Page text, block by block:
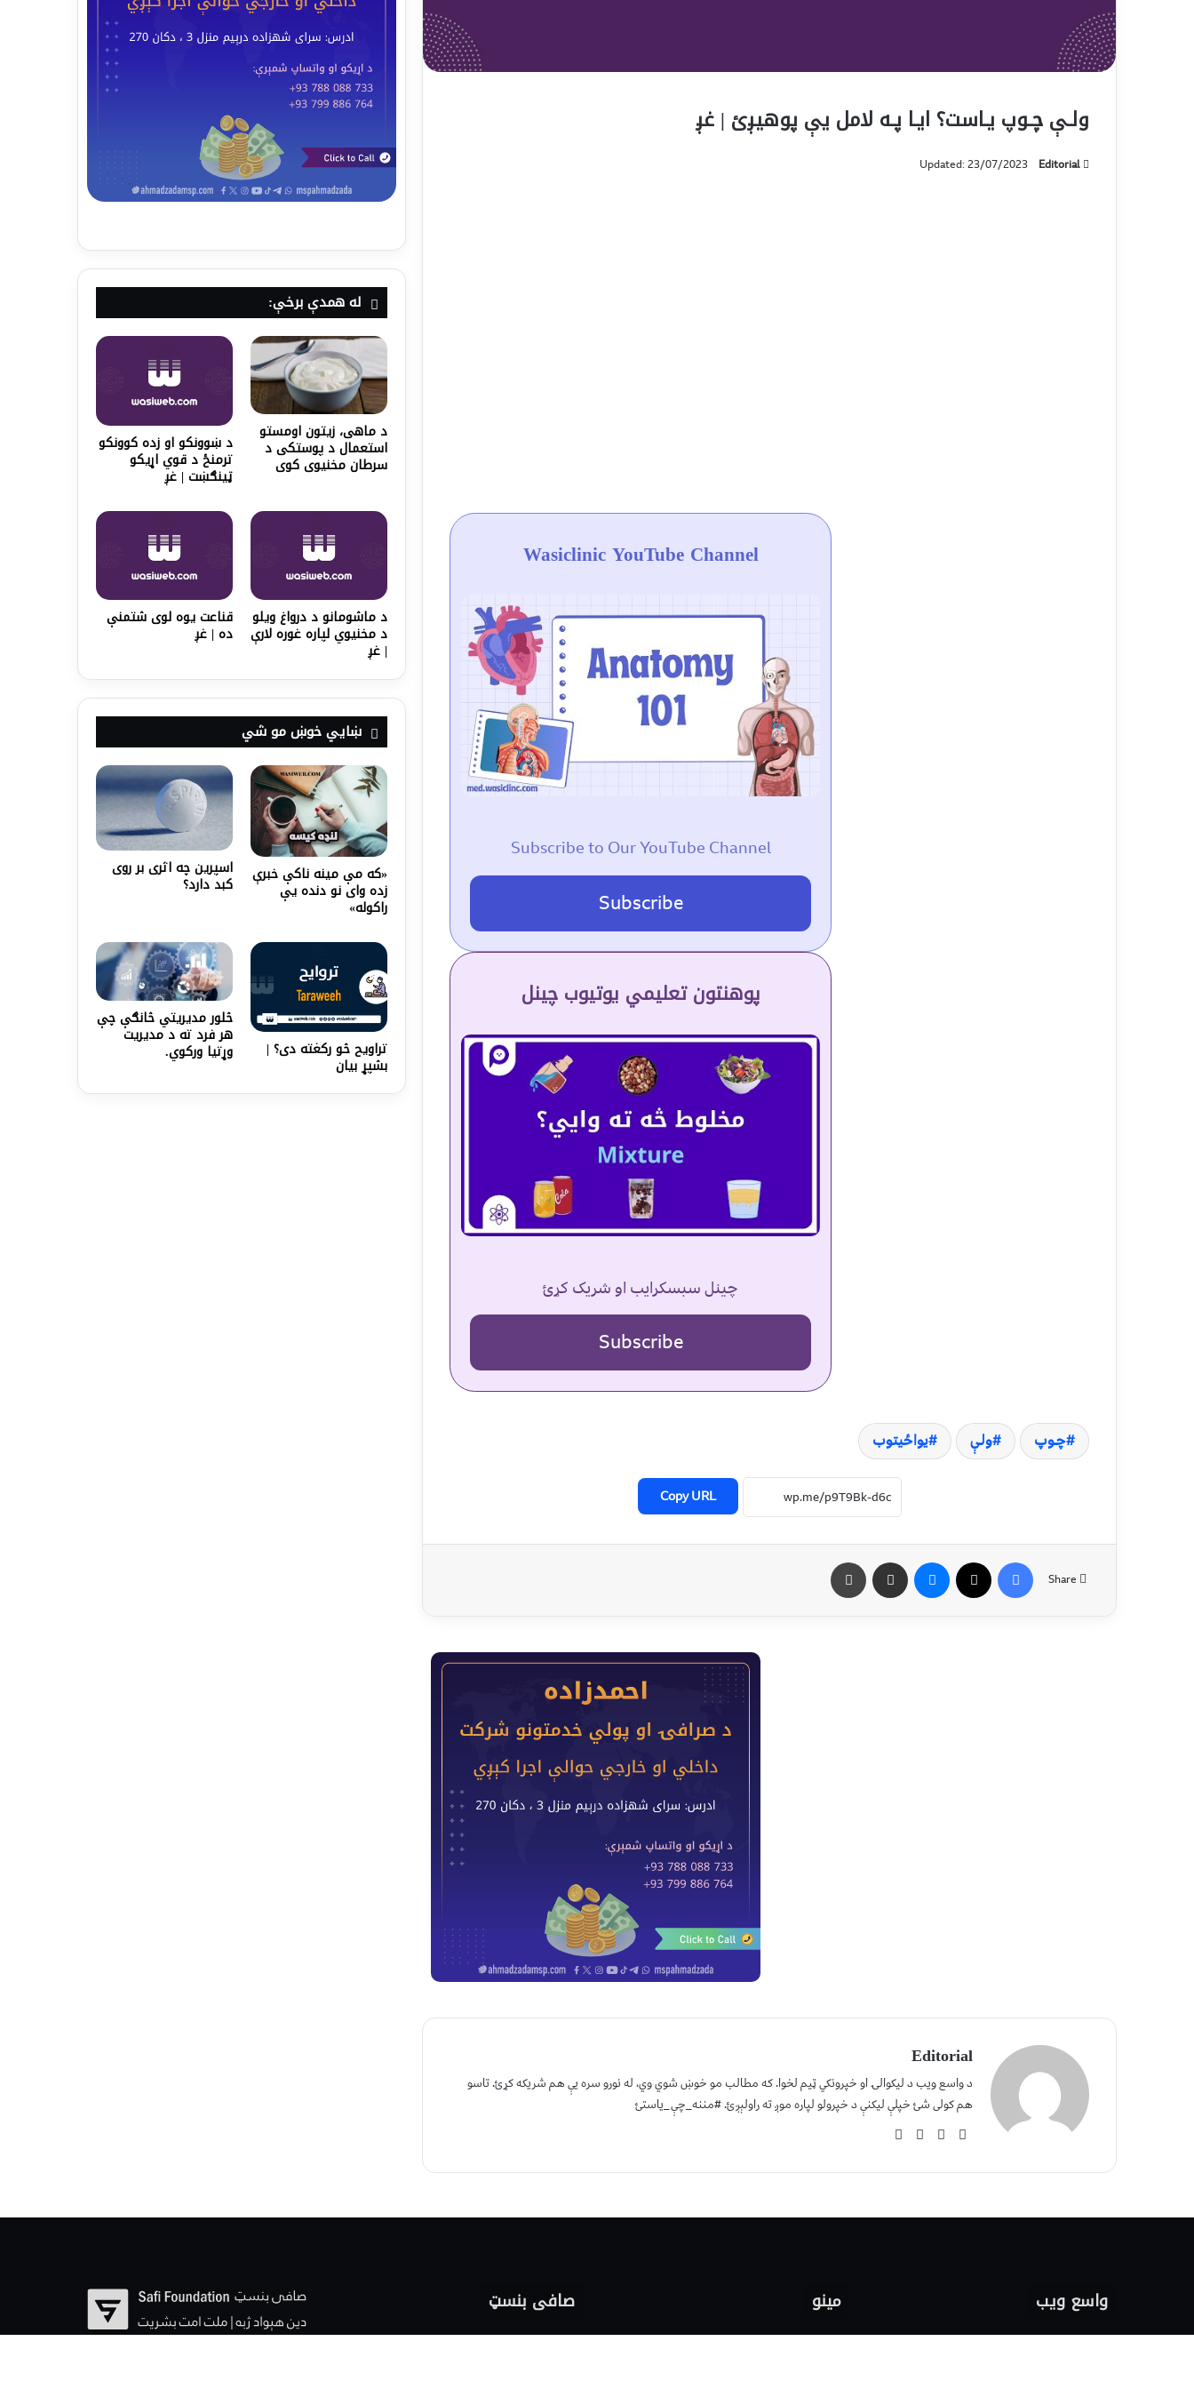
ولـې چـوپ یـاست؟ ایـا پـه لامل یې پوهیږئ | غږ
Editorial
Updated: 23/07/2023
Wasiclinic YouTube Channel
Subscribe to Our YouTube Channel
Subscribe
پوهنتون تعلیمي یوتیوب چینل
چینل سبسکرایب او شریک کړئ
Subscribe
چـوپ ولـې یواځیتوب
Copy URL
Share
Editorial
د واسع ویب د لیکوالۍ او خپرونکي ټیم لخوا. که مطالب مو خوښ شوي وي، له نورو سره یې هم شریکه کړئ. تاسو
هم کولی شئ خپلې لیکنې د خپرولو لپاره موږ ته راولېږئ. #مننه_چې_یاستئ
له همدې برخې:
د ماهی، زیتون اومستو
استعمال د پوستکی د
سرطان مخنیوی کوی
د ښوونکو او زده کوونکو
ترمنځ د قوي اړیکو
ټینګښت | غږ
د ماشومانو د درواغ ویلو
د مخنیوي لپاره غوره لارې
| غږ
قناعت یوه لوی شتمنې
ده | غږ
ښايي خوښ مو شي
«که مې مینه ناکې خبرې
زده وای نو دنده یې
راکوله»
اسپرین چه اثری بر روی
کبد دارد؟
تراویح څو رکغته دی؟ |
بشپړ بیان
څلور مدیریتي څانګې چې
هر فرد ته د مدیریت
وړتیا ورکوي.
واسع ویب مینو صافی بنسټ